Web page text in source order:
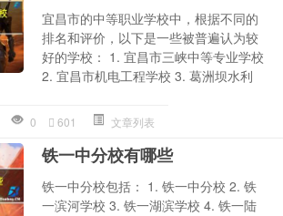
宜昌市的中等职业学校中，根据不同的
排名和评价，以下是一些被普遍认为较
好的学校： 1. 宜昌市三峡中等专业学校
2. 宜昌市机电工程学校 3. 葛洲坝水利
0 601 文章列表
铁一中分校有哪些
铁一中分校包括： 1. 铁一中分校 2. 铁
一滨河学校 3. 铁一湖滨学校 4. 铁一陆